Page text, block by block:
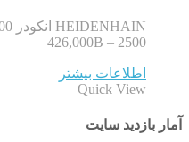
426,000B – 2500
اطلاعات بیشتر
Quick View
آمار بازدید سایت